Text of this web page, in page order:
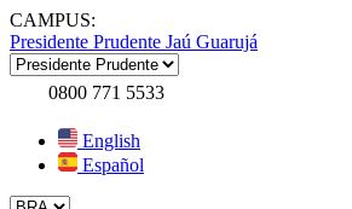
CAMPUS:
Presidente Prudente Jaú Guarujá
0800 771 5533
English
Español